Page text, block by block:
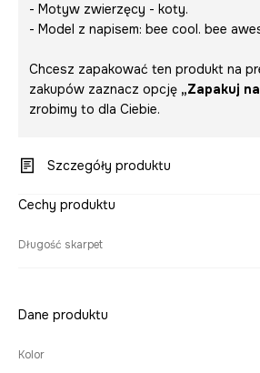
- Motyw zwierzęcy - koty.
- Model z napisem: bee cool. bee
Chcesz zapakować ten produkt na
zakupów zaznacz opcję „Zapakuj
zrobimy to dla Ciebie.
Szczegóły produktu
Cechy produktu
Długość skarpet
Dane produktu
Kolor